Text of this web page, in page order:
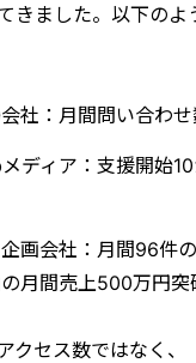
きました。以下のよ
会社：月間問い合わ
ディア：支援開始
画会社：月間96件
月間売上500万円突
クセス数ではなく、